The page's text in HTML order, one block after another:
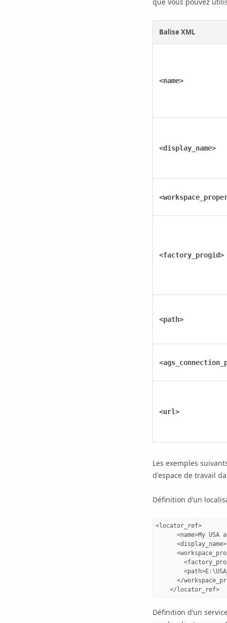
Balise XML
<name>
<display_name>
<factory_progid>
<path>
<url>
Les exemples
d'espace de travail
Définition d’un
<locator_ref>
<name>My USA
</
    </locator_ref>
Définition d’un